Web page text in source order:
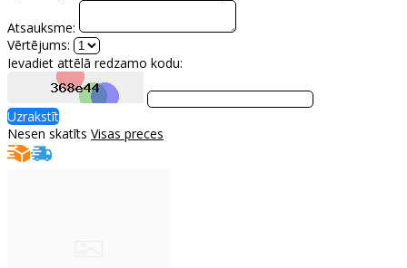
Atsauksme:
Vērtējums:
Ievadiet attēlā redzamo kodu:
Uzrakstīt
Nesen skatīts Visas preces